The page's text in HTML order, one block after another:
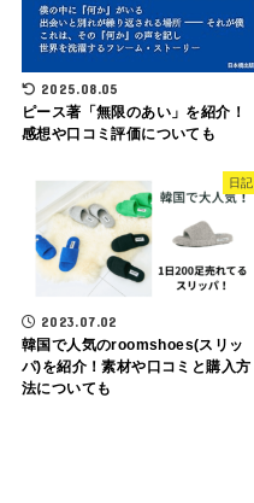
2025.08.05
ピース著「無限のあい」を紹介！
感想や口コミ評価についても
日記
2023.07.02
韓国で人気のroomshoes(スリッ
パ)を紹介！素材や口コミと購入方
法についても